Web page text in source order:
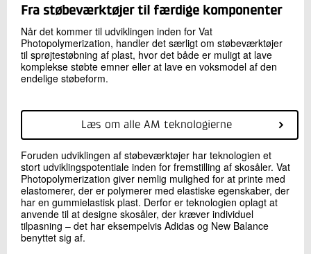
Fra støbeværktøjer til færdige komponenter
Når det kommer til udviklingen inden for Vat
Photopolymerization, handler det særligt om støbeværktøjer
til sprøjtestøbning af plast, hvor det både er muligt at lave
komplekse støbte emner eller at lave en voksmodel af den
endelige støbeform.
Læs om alle AM teknologierne
Foruden udviklingen af støbeværktøjer har teknologien et
stort udviklingspotentiale inden for fremstilling af skosåler. Vat
Photopolymerization giver nemlig mulighed for at printe med
elastomerer, der er polymerer med elastiske egenskaber, der
har en gummielastisk plast. Derfor er teknologien oplagt at
anvende til at designe skosåler, der kræver individuel
tilpasning – det har eksempelvis Adidas og New Balance
benyttet sig af.